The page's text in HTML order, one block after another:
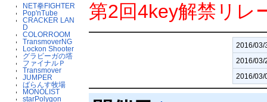
NET拳FIGHTER
Pop'nTube
CRACKER LAN
D
COLORROOM
TransmoverNG
Lockon Shooter
グラビーガの塔
ファイナルＰ
Transmover
JUMPER
ばらんす牧場
MONOLIST
starPolygon
第2回4key解禁リレ
2016/03/
2016/03/
2016/03/